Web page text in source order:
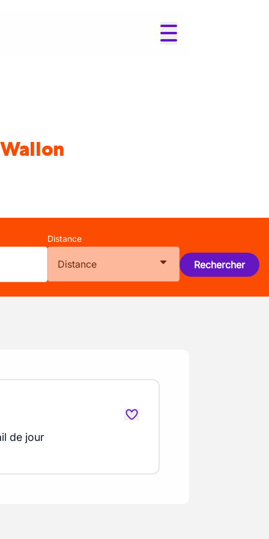
Distance
Distance Rechercher
de jour